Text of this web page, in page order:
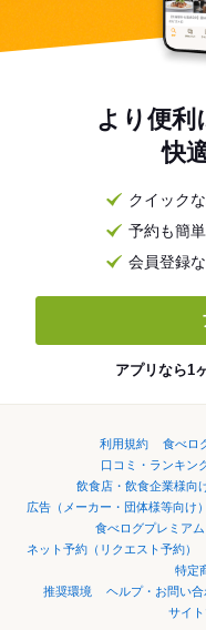
より便利
快
クイック
予約も簡
会員登録
アプリなら1
利用規約 食べロ
口コミ・ランキン
飲食店・飲食企業様向
広告（メーカー・団体様等向け
食べログプレミアム
ネット予約（リクエスト予約）
特定
推奨環境
ヘルプ・お問い合
サイ